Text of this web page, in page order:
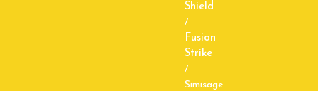
Shield
/
Fusion
Strike
/
Simisage